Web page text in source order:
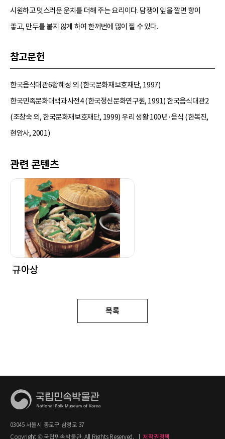
시원하고 멋스러운 운치를 더해 주는 요리이다. 담쟁이 잎을 깔면 향이
좋고, 만두를 붙지 않게 하여 한꺼번에 많이 찔 수 있다.
참고문헌
한국음식대관6황혜성 외 (한국문화재보호재단, 1997)
한국민족문화대백과사전4 (한국정신문화연구원, 1991) 한국음식대관2
(조창숙 외, 한국문화재보호재단, 1999) 우리 생활 100년·음식 (한복진,
현암사, 2001)
관련 콘텐츠
규아상
목록
03045 서울시 종로구 삼청로 37
Copyright © 국립민속박물관. All Rights Reserved.
저작권정책